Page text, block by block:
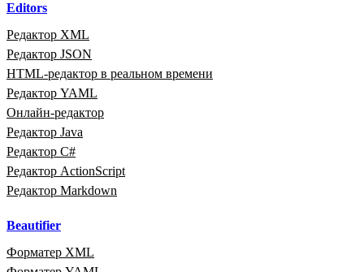
Editors
Редактор XML
Редактор JSON
HTML‑редактор в реальном времени
Редактор YAML
Онлайн‑редактор
Редактор Java
Редактор C#
Редактор ActionScript
Редактор Markdown
Beautifier
Форматер XML